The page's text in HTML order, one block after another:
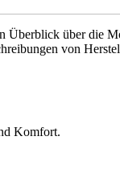
Überblick über die
von
Komfort.